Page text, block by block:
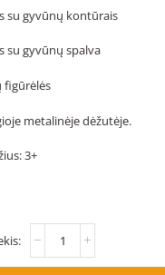
su gyvūnų kontūrais
su gyvūnų spalva
metalinėje dėžutėje.
3+